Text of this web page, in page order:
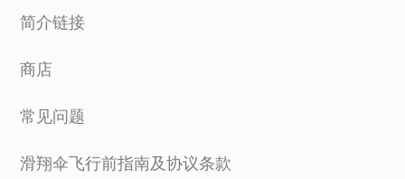
简介链接
商店
常见问题
滑翔伞飞行前指南及协议条款